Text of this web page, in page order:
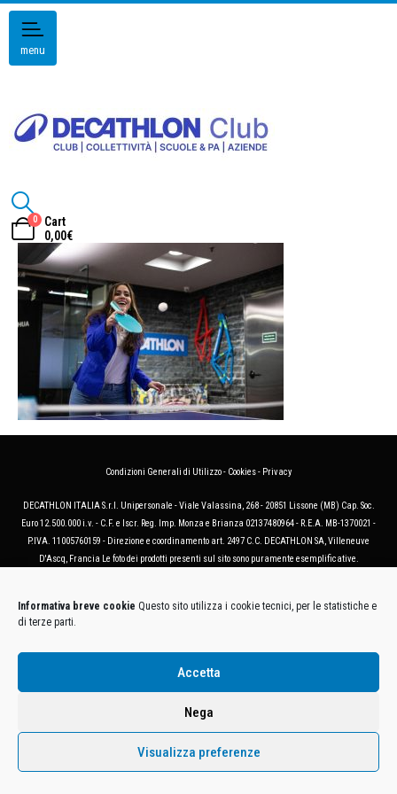
Informativa breve cookie Questo sito utilizza i cookie tecnici, per le statistiche e
di terze parti.
Accetta
Nega
Visualizza preferenze
menu
0
Cart
0,00€
Condizioni Generali di Utilizzo- Cookies- Privacy
DECATHLON ITALIA S.r.l. Unipersonale - Viale Valassina, 268 - 20851 Lissone (MB) Cap. Soc.
Euro 12.500.000 i.v. - C.F. e Iscr. Reg. Imp. Monza e Brianza 02137480964 - R.E.A. MB-1370021 -
P.IVA. 11005760159 - Direzione e coordinamento art. 2497 C.C. DECATHLON SA, Villeneuve
D'Ascq, Francia Le foto dei prodotti presenti sul sito sono puramente esemplificative.